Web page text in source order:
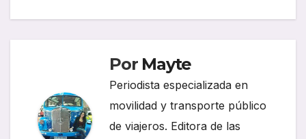
Por Mayte
Periodista especializada en
movilidad y transporte público
de viajeros. Editora de las